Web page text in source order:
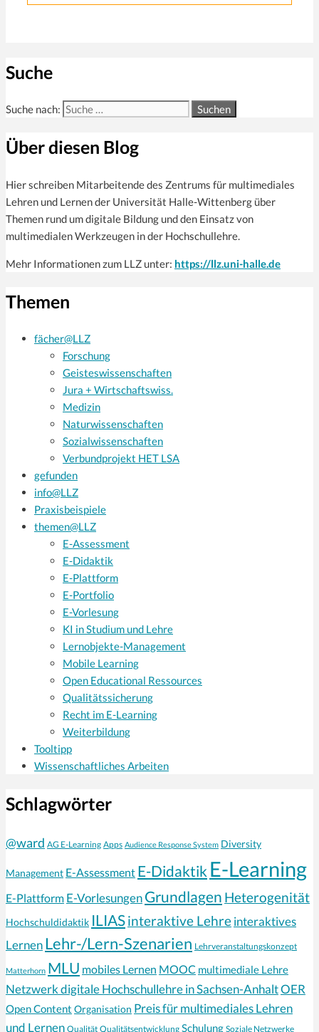
Suche
Suche nach:
Über diesen Blog
Hier schreiben Mitarbeitende des Zentrums für multi­mediales
Lehren und Lernen der Universität Halle-Wittenberg über
Themen rund um digitale Bildung und den Einsatz von
multimedialen Werkzeugen in der Hochschullehre.
Mehr Informationen zum LLZ unter: https://llz.uni-halle.de
Themen
fächer@LLZ
Forschung
Geisteswissenschaften
Jura + Wirtschaftswiss.
Medizin
Naturwissenschaften
Sozialwissenschaften
Verbundprojekt HET LSA
gefunden
info@LLZ
Praxisbeispiele
themen@LLZ
E-Assessment
E-Didaktik
E-Plattform
E-Portfolio
E-Vorlesung
KI in Studium und Lehre
Lernobjekte-Management
Mobile Learning
Open Educational Ressources
Qualitätssicherung
Recht im E-Learning
Weiterbildung
Tooltipp
Wissenschaftliches Arbeiten
Schlagwörter
@ward AG E-Learning Apps Audience Response System Diversity
Management E-Assessment E-Didaktik E-Learning
E-Plattform E-Vorlesungen Grundlagen Heterogenität
Hochschuldidaktik ILIASinteraktive Lehreinteraktives
LernenLehr-/Lern-Szenarien Lehrveranstaltungskonzept
Matterhorn MLU mobiles Lernen MOOC multimediale Lehre
Netzwerk digitale Hochschullehre in Sachsen-AnhaltOER
Open Content Organisation Preis für multimediales Lehren
und Lernen Qualität Qualitätsentwicklung Schulung Soziale Netzwerke